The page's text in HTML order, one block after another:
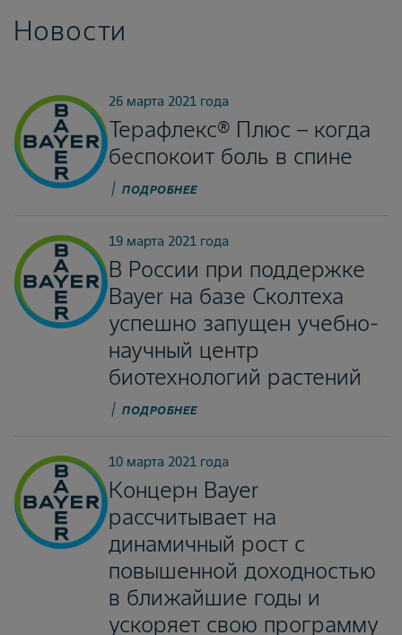
Новости
26 марта 2021 года
Терафлекс® Плюс – когда
беспокоит боль в спине
ПОДРОБНЕЕ
19 марта 2021 года
В России при поддержке
Bayer на базе Сколтеха
успешно запущен учебно-
научный центр
биотехнологий растений
ПОДРОБНЕЕ
10 марта 2021 года
Концерн Bayer
рассчитывает на
динамичный рост с
повышенной доходностью
в ближайшие годы и
ускоряет свою программу